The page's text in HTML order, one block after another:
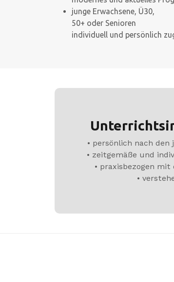
junge Erwachsene, Ü30,
50+ oder Senioren
individuell und persönlich
• persönlich nach
• zeitgemäße und
• praxisbezogen
•